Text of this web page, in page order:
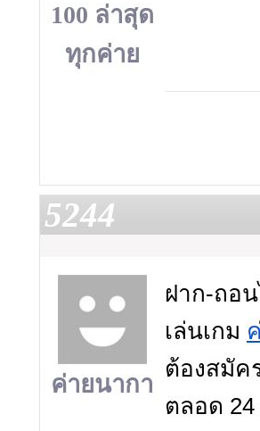
100 ล่าสุด
ทุกค่าย
5244
ค่ายนากา
ฝาก-ถอ
เล่นเกม
ต้องสมัค
ตลอด